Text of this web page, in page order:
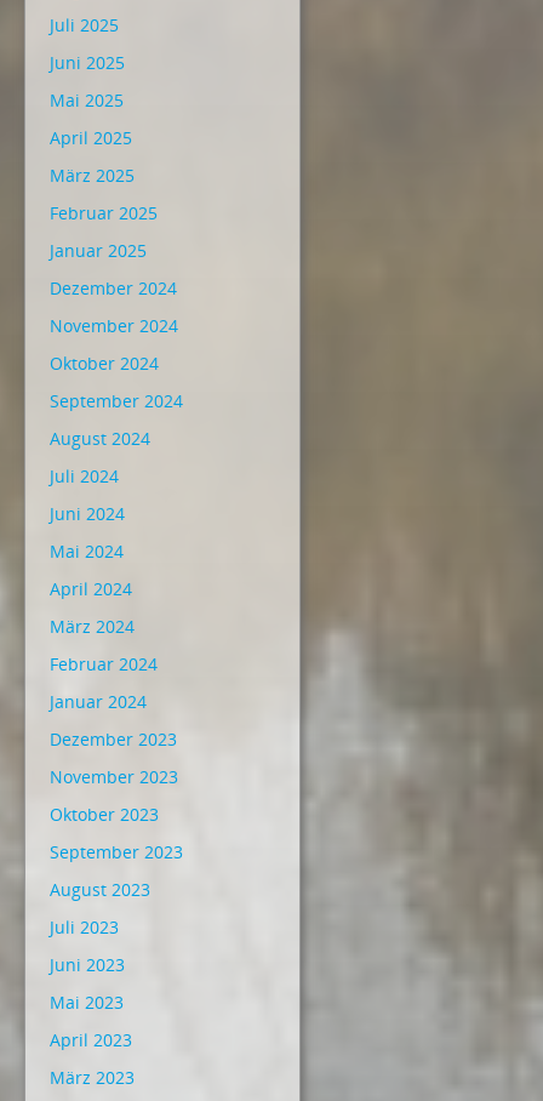
Juli 2025
Juni 2025
Mai 2025
April 2025
März 2025
Februar 2025
Januar 2025
Dezember 2024
November 2024
Oktober 2024
September 2024
August 2024
Juli 2024
Juni 2024
Mai 2024
April 2024
März 2024
Februar 2024
Januar 2024
Dezember 2023
November 2023
Oktober 2023
September 2023
August 2023
Juli 2023
Juni 2023
Mai 2023
April 2023
März 2023